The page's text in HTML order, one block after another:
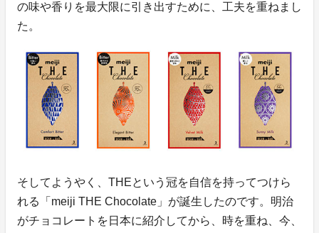
の味や香りを最大限に引き出すために、工夫を重ねまし
た。
そしてようやく、THEという冠を自信を持ってつけら
れる「meiji THE Chocolate」が誕生したのです。明治
がチョコレートを日本に紹介してから、時を重ね、今、